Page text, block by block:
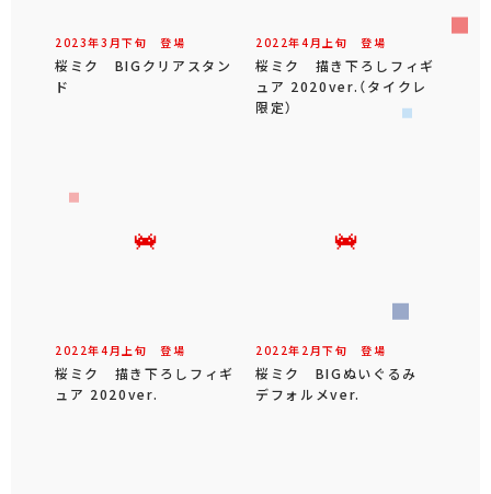
2023年3 月下旬 登場
桜ミク BIGクリアスタン
ド
2022年4 月 上旬 登場
桜ミク 描き下ろしフィギ
ュア 2020ver.（タイクレ
限定）
2022年4 月 上旬 登場
桜ミク 描き下ろしフィギ
ュア 2020ver.
2022年 2 月下旬 登場
桜ミク BIGぬいぐるみ
デフォルメver.